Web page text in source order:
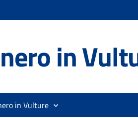
in
in Vulture